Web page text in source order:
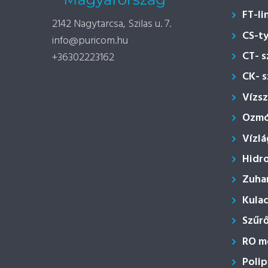
2142 Nagytarcsa, Szilas u. 7.
info@puricom.hu
+36302223162
FT-
CS-
CT-
CK-
RO